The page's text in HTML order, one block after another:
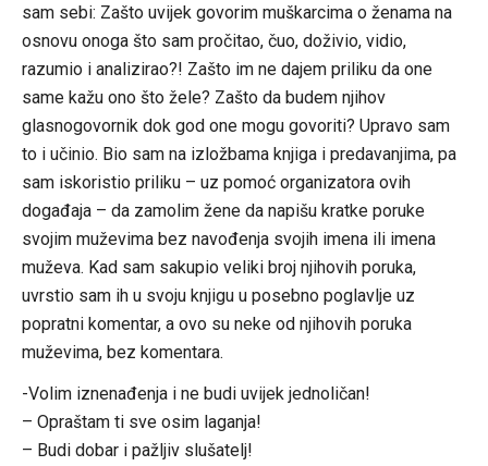
sam sebi: Zašto uvijek govorim muškarcima o ženama na
osnovu onoga što sam pročitao, čuo, doživio, vidio,
razumio i analizirao?! Zašto im ne dajem priliku da one
same kažu ono što žele? Zašto da budem njihov
glasnogovornik dok god one mogu govoriti? Upravo sam
to i učinio. Bio sam na izložbama knjiga i predavanjima, pa
sam iskoristio priliku – uz pomoć organizatora ovih
događaja – da zamolim žene da napišu kratke poruke
svojim muževima bez navođenja svojih imena ili imena
muževa. Kad sam sakupio veliki broj njihovih poruka,
uvrstio sam ih u svoju knjigu u posebno poglavlje uz
popratni komentar, a ovo su neke od njihovih poruka
muževima, bez komentara.
-Volim iznenađenja i ne budi uvijek jednoličan!
– Opraštam ti sve osim laganja!
– Budi dobar i pažljiv slušatelj!